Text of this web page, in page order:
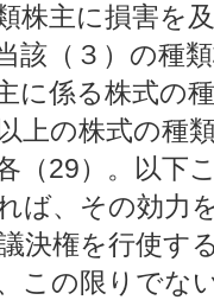
株主に損害を
該（３）の種
に係る株式の
上の株式の種
（29）。以下
ば、その効力
決権を行使す
この限りでな